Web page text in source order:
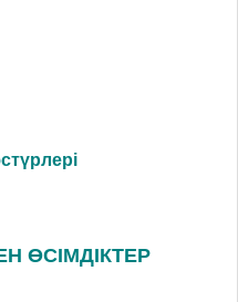
ӨСІМДІКТЕР